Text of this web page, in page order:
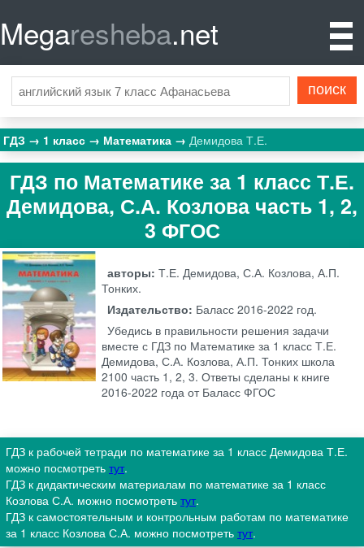
Megaresheba.net
ГДЗ 1 класс Математика Демидова Т.Е.
ГДЗ по Математике за 1 класс Т.Е.
Демидова, С.А. Козлова часть 1, 2,
3 ФГОС
авторы:Т.Е. Демидова, С.А. Козлова, А.П.
Тонких.
Издательство: Баласс 2016-2022 год.
Убедись в правильности решения задачи
вместе с ГДЗ по Математике за 1 класс Т.Е.
Демидова, С.А. Козлова, А.П. Тонких школа
2100 часть 1, 2, 3. Ответы сделаны к книге
2016-2022 года от Баласс ФГОС
ГДЗ к рабочей тетради по математике за 1 класс Демидова Т.Е.
можно посмотреть тут.
ГДЗ к дидактическим материалам по математике за 1 класс
Козлова С.А. можно посмотреть тут.
ГДЗ к самостоятельным и контрольным работам по математике
за 1 класс Козлова С.А. можно посмотреть тут.